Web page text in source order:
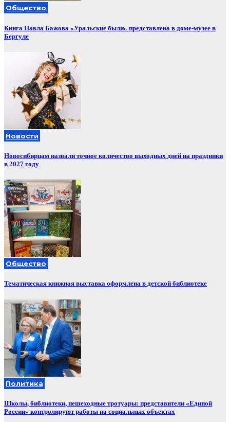
Общество
Книга Павла Бажова «Уральские были» представлена в доме-музее в
Бергуле
Новости
Новосибирцам назвали точное количество выходных дней на праздники
в 2027 году
Общество
Тематическая книжная выставка оформлена в детской библиотеке
Политика
Школы, библиотеки, пешеходные тротуары: представители «Единой
России» контролируют работы на социальных объектах